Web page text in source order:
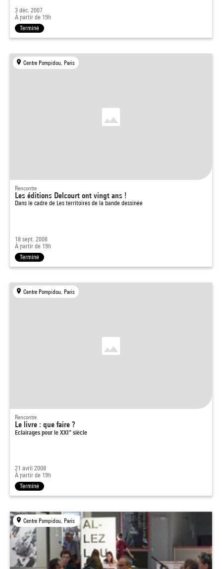
3 déc. 2007
À partir de 19h
Terminé
Centre Pompidou, Paris
Rencontre
Les éditions Delcourt ont vingt ans !
Dans le cadre de Les territoires de la bande dessinée
18 sept. 2006
À partir de 19h
Terminé
Centre Pompidou, Paris
Rencontre
Le livre : que faire ?
Eclairages pour le XXI° siècle
21 avril 2008
À partir de 19h
Terminé
Centre Pompidou, Paris